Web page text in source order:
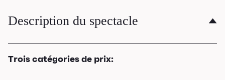
Description du spectacle
Trois catégories de prix: